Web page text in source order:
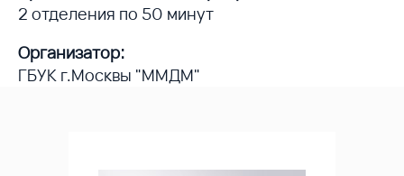
2 отделения по 50 минут
Организатор:
ГБУК г.Москвы "ММДМ"